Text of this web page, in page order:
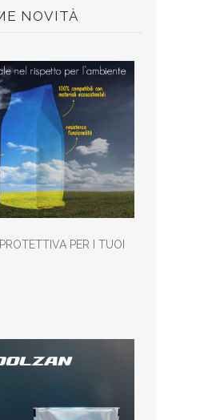
NOVITÀ
PER I TUOI